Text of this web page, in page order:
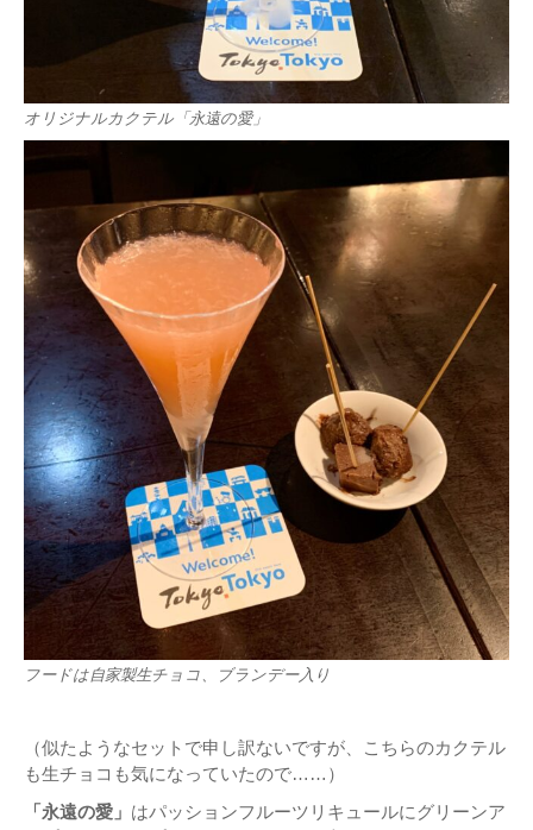
オリジナルカクテル「永遠の愛」
フードは自家製生チョコ、ブランデー入り
（似たようなセットで申し訳ないですが、こちらのカクテル
も生チョコも気になっていたので……）
「永遠の愛」 はパッションフルーツリキュールにグリーンア